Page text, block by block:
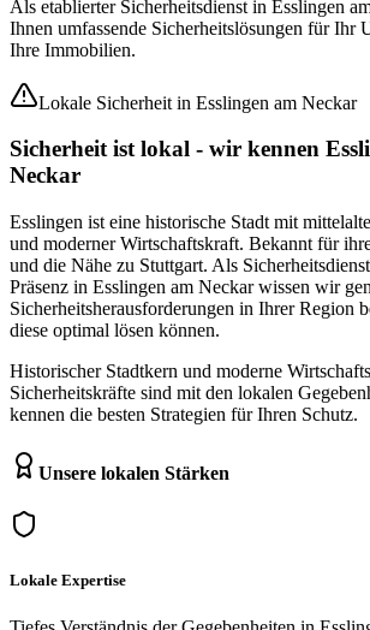
Als etablierter Sicherheitsdienst in Esslingen
Ihnen umfassende Sicherheitslösungen für Ihr
Ihre Immobilien.
Lokale Sicherheit in Esslingen am Neckar
Sicherheit ist lokal - wir kennen
Neckar
Esslingen ist eine historische Stadt mit
und moderner Wirtschaftskraft. Bekannt für
und die Nähe zu Stuttgart. Als
Präsenz in Esslingen am Neckarwissen wir
Sicherheitsherausforderungen in Ihrer Region
diese optimal lösen können.
Historischer Stadtkern und moderne
Sicherheitskräfte sind mit den lokalen
kennen die besten Strategien für Ihren Schutz.
Unsere lokalen Stärken
Lokale Expertise